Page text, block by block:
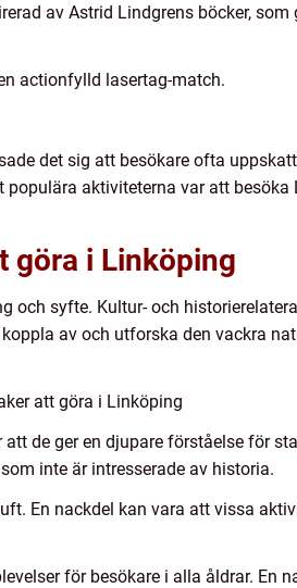
av Astrid Lindgrens böcker,
actionfylld lasertag-match.
det sig att besökare ofta
aktiviteterna var att
göra i Linköping
och syfte. Kultur- och
av och utforska den vackra
att göra i Linköping
de ger en djupare förståelse för
inte är intresserade av historia.
En nackdel kan vara att vissa
för besökare i alla åldrar. En